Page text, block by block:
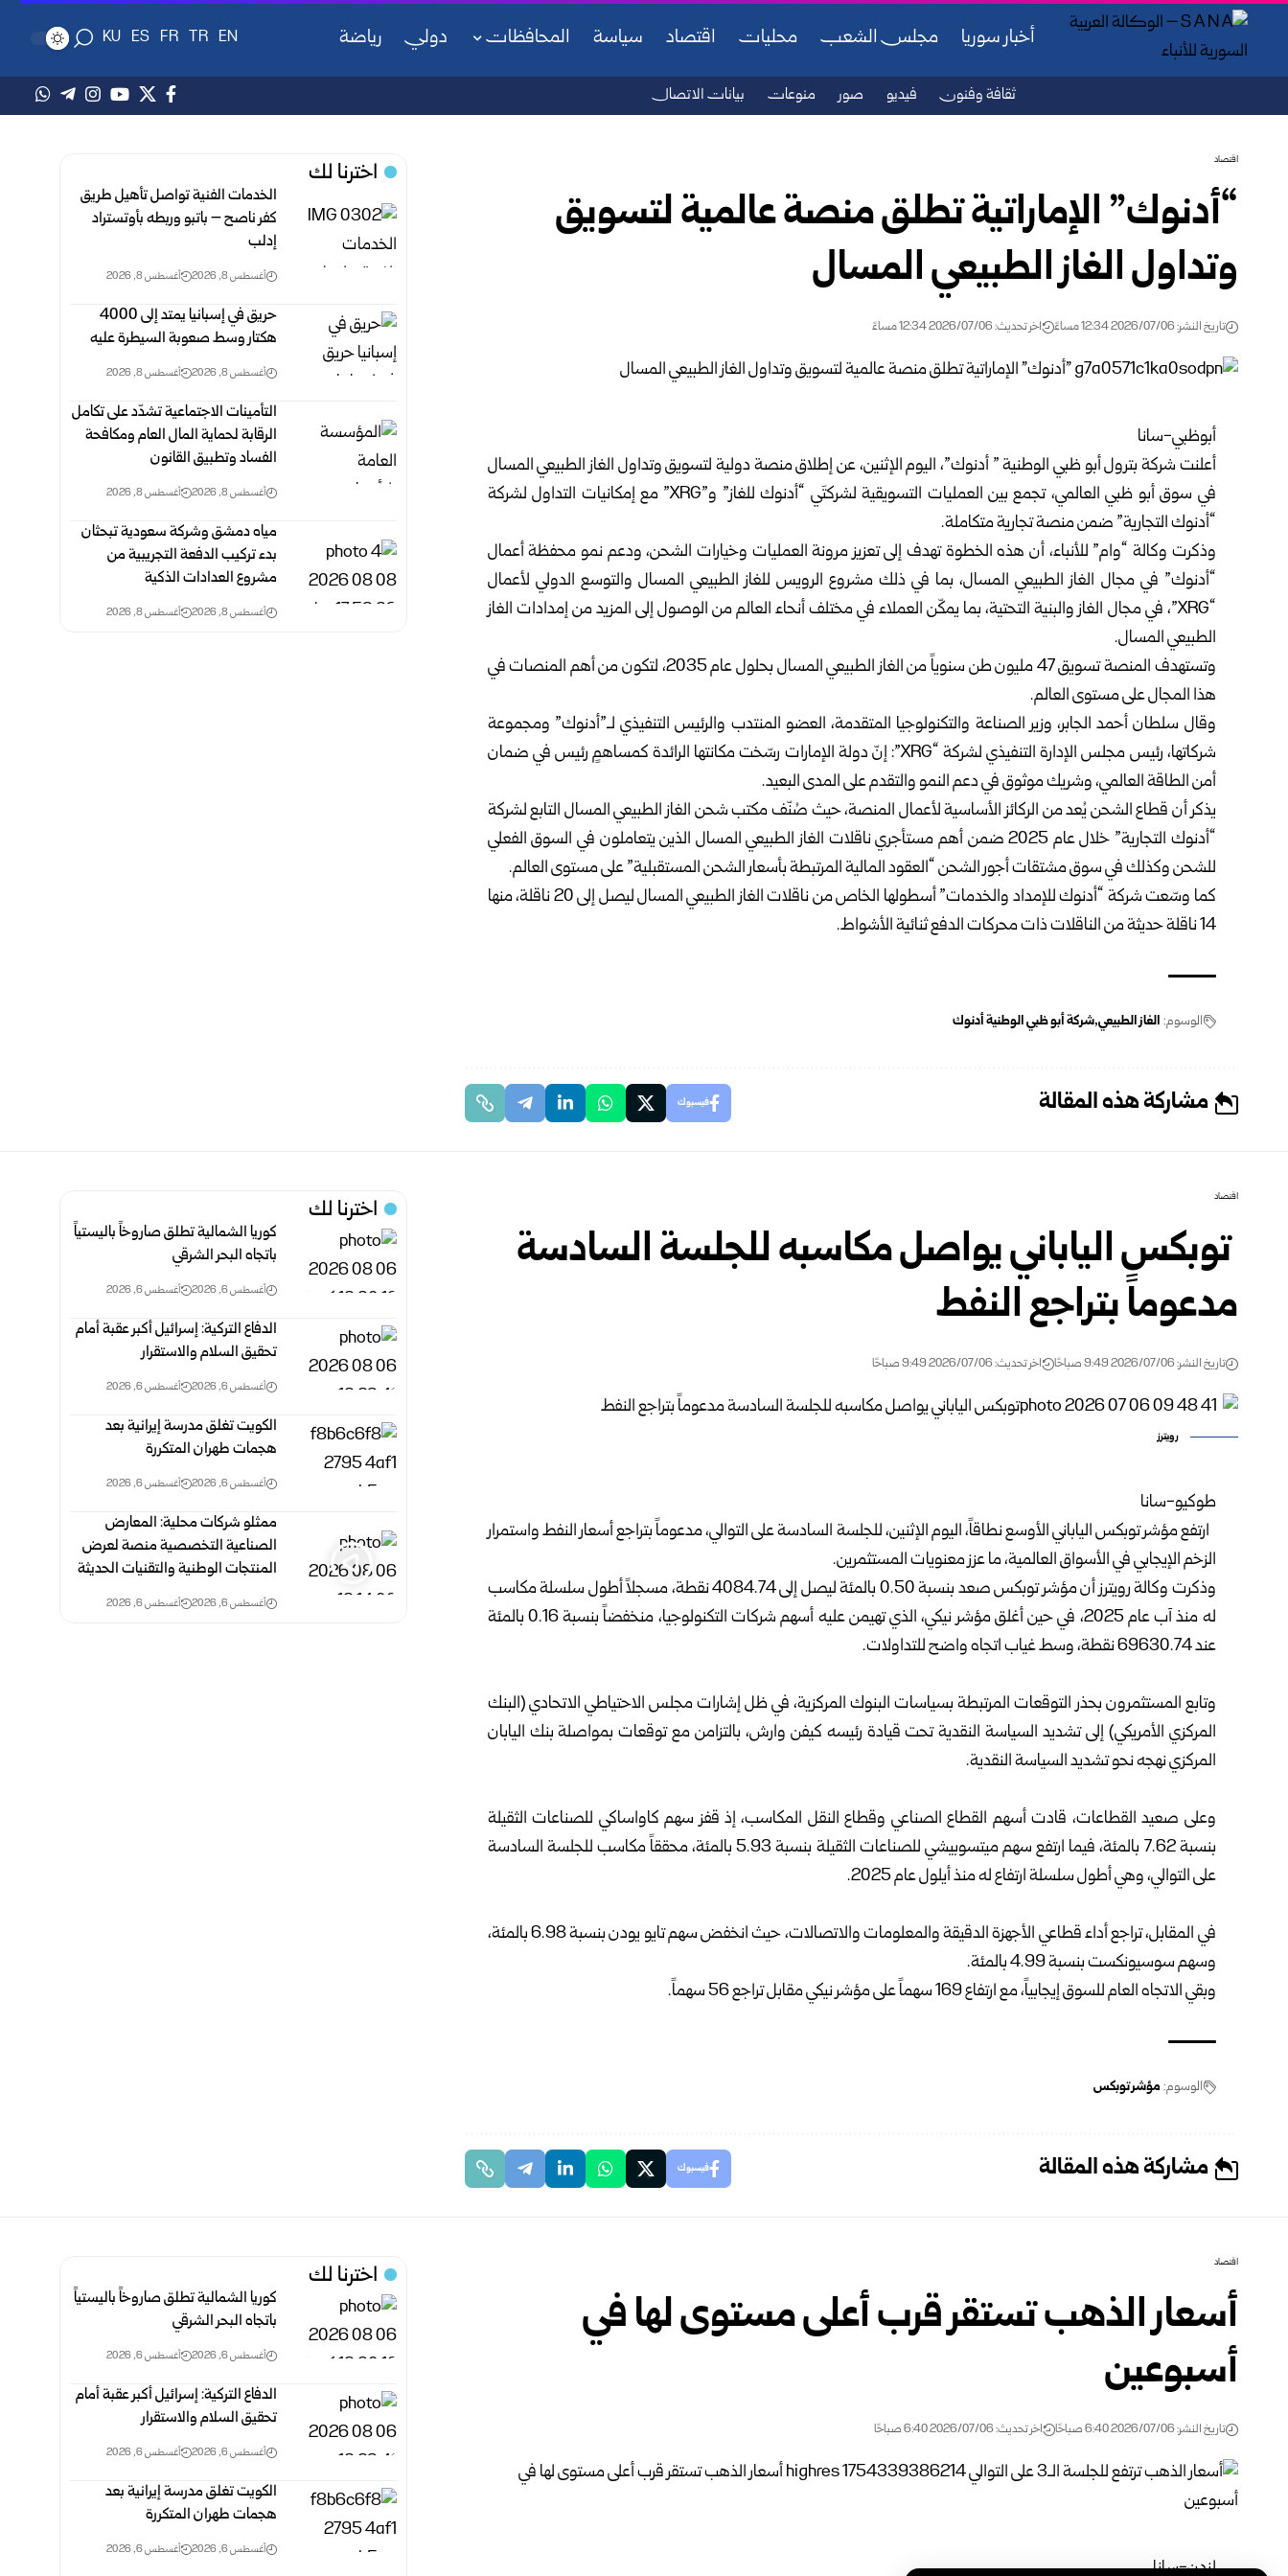
أخبار سوريا مجلس الشعب محليات اقتصاد سياسة المحافظات دولي رياضة EN
TR
FR
ES
KU
ثقافة وفنون فيديو صور منوعات بيانات الاتصال
اقتصاد
“أدنوك” الإماراتية تطلق منصة عالمية لتسويق
وتداول الغاز الطبيعي المسال
تاريخ النشر: 2026/07/06 12:34 مساءً اخر تحديث: 2026/07/06 12:34 مساءً
أبوظبي-سانا
أعلنت شركة بترول أبو ظبي الوطنية ” أدنوك”، اليوم الإثنين، عن إطلاق منصة دولية لتسويق وتداول الغاز الطبيعي المسال
في سوق أبو ظبي العالمي، تجمع بين العمليات التسويقية لشركتَي “أدنوك للغاز” و”XRG” مع إمكانيات التداول لشركة
“أدنوك التجارية” ضمن منصة تجارية متكاملة.
وذكرت وكالة “وام” للأنباء، أن هذه الخطوة تهدف إلى تعزيز مرونة العمليات وخيارات الشحن، ودعم نمو محفظة أعمال
“أدنوك” في مجال الغاز الطبيعي المسال، بما في ذلك مشروع الرويس للغاز الطبيعي المسال والتوسع الدولي لأعمال
“XRG”، في مجال الغاز والبنية التحتية، بما يمكّن العملاء في مختلف أنحاء العالم من الوصول إلى المزيد من إمدادات الغاز
الطبيعي المسال.
وتستهدف المنصة تسويق 47 مليون طن سنوياً من الغاز الطبيعي المسال بحلول عام 2035، لتكون من أهم المنصات في
هذا المجال على مستوى العالم.
وقال سلطان أحمد الجابر، وزير الصناعة والتكنولوجيا المتقدمة، العضو المنتدب والرئيس التنفيذي لـ”أدنوك” ومجموعة
شركاتها، رئيس مجلس الإدارة التنفيذي لشركة “XRG”: إنّ دولة الإمارات رسّخت مكانتها الرائدة كمساهمٍ رئيس في ضمان
أمن الطاقة العالمي، وشريك موثوق في دعم النمو والتقدم على المدى البعيد.
يذكر أن قطاع الشحن يُعد من الركائز الأساسية لأعمال المنصة، حيث صُنّف مكتب شحن الغاز الطبيعي المسال التابع لشركة
“أدنوك التجارية” خلال عام 2025 ضمن أهم مستأجري ناقلات الغاز الطبيعي المسال الذين يتعاملون في السوق الفعلي
للشحن وكذلك في سوق مشتقات أجور الشحن “العقود المالية المرتبطة بأسعار الشحن المستقبلية” على مستوى العالم.
كما وسّعت شركة “أدنوك للإمداد والخدمات” أسطولها الخاص من ناقلات الغاز الطبيعي المسال ليصل إلى 20 ناقلة، منها
14 ناقلة حديثة من الناقلات ذات محركات الدفع ثنائية الأشواط.
الوسوم: الغاز الطبيعي شركة أبو ظبي الوطنية أدنوك
مشاركة هذه المقالة فيسبوك
اخترنا لك
الخدمات الفنية تواصل تأهيل طريق
كفر ناصح – باتبو وربطه بأوتستراد
‏إدلب ‏
أغسطس 8, 2026 أغسطس 8, 2026
حريق في إسبانيا يمتد إلى 4000
هكتار وسط صعوبة السيطرة عليه
أغسطس 8, 2026 أغسطس 8, 2026
التأمينات الاجتماعية تشدّد على تكامل
الرقابة لحماية المال العام ومكافحة
‏الفساد وتطبيق القانون
أغسطس 8, 2026 أغسطس 8, 2026
مياه دمشق وشركة سعودية تبحثان
بدء تركيب الدفعة التجريبية من
مشروع ‌‏العدادات الذكية ‏
أغسطس 8, 2026 أغسطس 8, 2026
اقتصاد
‎ ‎توبكس الياباني يواصل مكاسبه للجلسة السادسة
مدعوماً بتراجع النفط
تاريخ النشر: 2026/07/06 9:49 صباحًا اخر تحديث: 2026/07/06 9:49 صباحًا
رويترز
طوكيو-سانا‏
‎ ‌‎ ‎ارتفع مؤشر توبكس الياباني الأوسع نطاقاً، اليوم الإثنين، للجلسة السادسة على التوالي، مدعوماً بتراجع أسعار النفط ‏واستمرار
الزخم الإيجابي في الأسواق العالمية، ما عزز معنويات المستثمرين.‏
وذكرت وكالة رويترز أن مؤشر توبكس صعد بنسبة 0.50 بالمئة ليصل إلى 4084.74 نقطة، مسجلاً أطول سلسلة ‏مكاسب
له منذ آب عام 2025، في حين أغلق مؤشر نيكي، الذي تهيمن عليه أسهم شركات التكنولوجيا، منخفضاً بنسبة ‌‏0.16 بالمئة
عند 69630.74 نقطة، وسط غياب اتجاه واضح للتداولات.‏
وتابع المستثمرون بحذر التوقعات المرتبطة بسياسات البنوك المركزية، في ظل إشارات مجلس الاحتياطي الاتحادي (البنك
‏المركزي الأمريكي) إلى تشديد السياسة النقدية تحت قيادة رئيسه كيفن وارش، بالتزامن مع توقعات بمواصلة بنك اليابان
‏المركزي نهجه نحو تشديد السياسة النقدية.‏
وعلى صعيد القطاعات، قادت أسهم القطاع الصناعي وقطاع النقل المكاسب، إذ قفز سهم كاواساكي للصناعات الثقيلة
بنسبة ‌‏7.62 بالمئة، فيما ارتفع سهم ميتسوبيشي للصناعات الثقيلة بنسبة 5.93 بالمئة، محققاً مكاسب للجلسة السادسة
على ‏التوالي، وهي أطول سلسلة ارتفاع له منذ أيلول عام 2025.‏
في المقابل، تراجع أداء قطاعي الأجهزة الدقيقة والمعلومات والاتصالات، حيث انخفض سهم تايو يودن بنسبة 6.98 بالمئة،
‏وسهم سوسيونكست بنسبة 4.99 بالمئة.‏
وبقي الاتجاه العام للسوق إيجابياً، مع ارتفاع 169 سهماً على مؤشر نيكي مقابل تراجع 56 سهماً.‏
الوسوم: مؤشر توبكس
مشاركة هذه المقالة فيسبوك
اخترنا لك
كوريا الشمالية تطلق صاروخاً باليستياً
باتجاه البحر الشرقي
أغسطس 6, 2026 أغسطس 6, 2026
الدفاع التركية: إسرائيل أكبر عقبة أمام
تحقيق السلام والاستقرار
أغسطس 6, 2026 أغسطس 6, 2026
الكويت تغلق مدرسة إيرانية بعد
هجمات طهران المتكررة
أغسطس 6, 2026 أغسطس 6, 2026
ممثلو شركات محلية: المعارض
الصناعية التخصصية منصة لعرض
المنتجات الوطنية والتقنيات الحديثة
أغسطس 6, 2026 أغسطس 6, 2026
اقتصاد
أسعار الذهب تستقر قرب أعلى مستوى لها في
أسبوعين
تاريخ النشر: 2026/07/06 6:40 صباحًا اخر تحديث: 2026/07/06 6:40 صباحًا
لندن-سانا‏
اخترنا لك
كوريا الشمالية تطلق صاروخاً باليستياً
باتجاه البحر الشرقي
أغسطس 6, 2026 أغسطس 6, 2026
الدفاع التركية: إسرائيل أكبر عقبة أمام
تحقيق السلام والاستقرار
أغسطس 6, 2026 أغسطس 6, 2026
الكويت تغلق مدرسة إيرانية بعد
هجمات طهران المتكررة
أغسطس 6, 2026 أغسطس 6, 2026